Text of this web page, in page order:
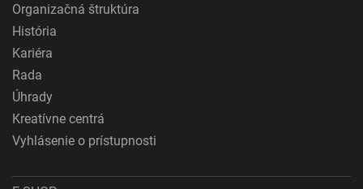
Organizačná štruktúra
História
Kariéra
Rada
Úhrady
Kreatívne centrá
Vyhlásenie o prístupnosti